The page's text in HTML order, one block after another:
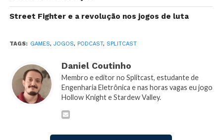
Para fazer download
de Episódio 1:19:54)
Street Fighter e a revolução nos jogos de luta
TAGS: GAMES, JOGOS, PODCAST, SPLITCAST
Daniel Coutinho
Membro e editor no Splitcast, estudante de
Engenharia Eletrônica e nas horas vagas eu jogo
Hollow Knight e Stardew Valley.